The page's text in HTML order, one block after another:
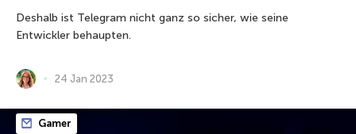
Deshalb ist Telegram nicht ganz so sicher, wie seine
Entwickler behaupten.
24 Jan 2023
Gamer